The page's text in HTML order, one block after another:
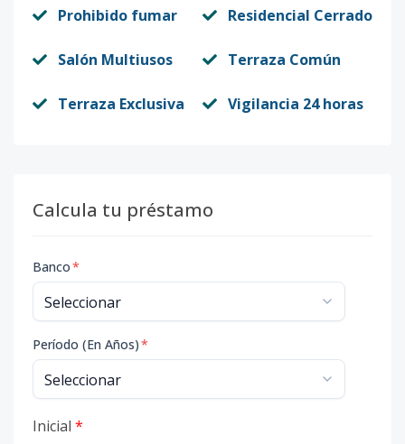
Prohibido fumar Residencial Cerrado
Salón Multiusos Terraza Común
Terraza Exclusiva Vigilancia 24 horas
Calcula tu préstamo
Banco*
Período (En Años)*
Inicial *